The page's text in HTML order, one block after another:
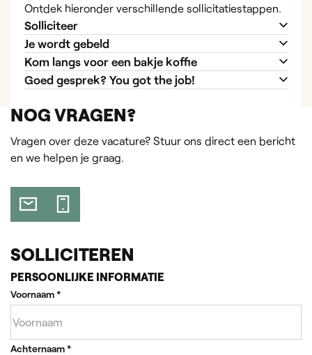
Ontdek hieronder verschillende sollicitatiestappen.
Solliciteer
Je wordt gebeld
Kom langs voor een bakje koffie
Goed gesprek? You got the job!
NOG VRAGEN?
Vragen over deze vacature? Stuur ons direct een bericht
en we helpen je graag.
SOLLICITEREN
PERSOONLIJKE INFORMATIE
Voornaam*
Achternaam*